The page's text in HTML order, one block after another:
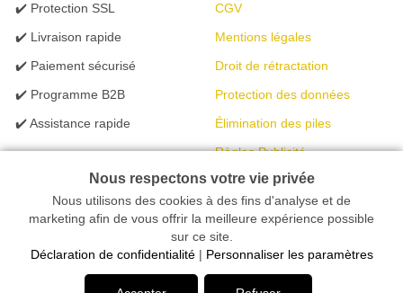
✔️ Protection SSL
✔️ Livraison rapide
✔️ Paiement sécurisé
✔️ Programme B2B
✔️ Assistance rapide
CGV
Mentions légales
Droit de rétractation
Protection des données
Élimination des piles
Règles Publicité
Votre magasin en ligne spécialisé dans l'éclairage | créé avec
peleides.io
Nous respectons votre vie privée
Nous utilisons des cookies à des fins d'analyse et de
marketing afin de vous offrir la meilleure expérience possible
sur ce site.
Déclaration de confidentialité| Personnaliser les paramètres